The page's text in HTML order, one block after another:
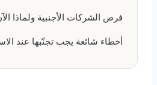
فرص الشركات الأجنبية ولماذا
أخطاء شائعة يجب تجنّبها عند